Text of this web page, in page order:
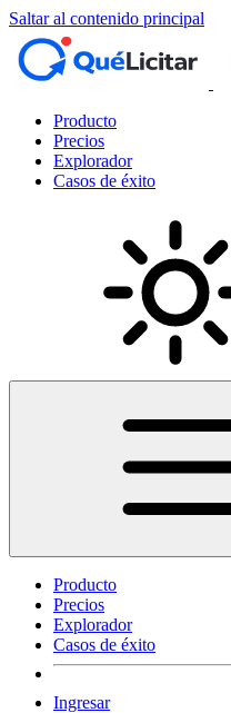
Saltar al contenido principal
Producto
Precios
Explorador
Casos de éxito
Producto
Precios
Explorador
Casos de éxito
Ingresar